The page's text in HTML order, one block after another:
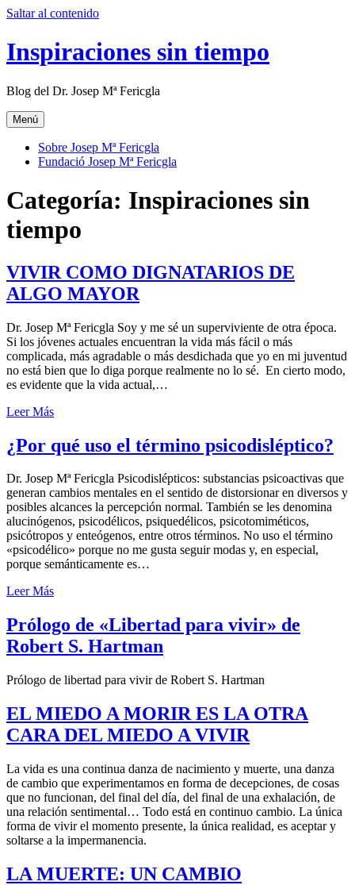
Saltar al contenido
Inspiraciones sin tiempo
Blog del Dr. Josep Mª Fericgla
Menú
Sobre Josep Mª Fericgla
Fundació Josep Mª Fericgla
Categoría: Inspiraciones sin
tiempo
VIVIR COMO DIGNATARIOS DE
ALGO MAYOR
Dr. Josep Mª Fericgla Soy y me sé un superviviente de otra época.
Si los jóvenes actuales encuentran la vida más fácil o más
complicada, más agradable o más desdichada que yo en mi juventud
no está bien que lo diga porque realmente no lo sé. En cierto modo,
es evidente que la vida actual,…
Leer Más
¿Por qué uso el término psicodisléptico?
Dr. Josep Mª Fericgla Psicodislépticos: substancias psicoactivas que
generan cambios mentales en el sentido de distorsionar en diversos y
posibles alcances la percepción normal. También se les denomina
alucinógenos, psicodélicos, psiquedélicos, psicotomiméticos,
psicótropos y enteógenos, entre otros términos. No uso el término
«psicodélico» porque no me gusta seguir modas y, en especial,
porque semánticamente es…
Leer Más
Prólogo de «Libertad para vivir» de
Robert S. Hartman
Prólogo de libertad para vivir de Robert S. Hartman
EL MIEDO A MORIR ES LA OTRA
CARA DEL MIEDO A VIVIR
La vida es una continua danza de nacimiento y muerte, una danza
de cambio que experimentamos en forma de decepciones, de cosas
que no funcionan, del final del día, del final de una exhalación, de
una relación sentimental… Todo está en continuo cambio. La única
forma de vivir el momento presente, la única realidad, es aceptar y
soltarse a la impermanencia.
LA MUERTE: UN CAMBIO